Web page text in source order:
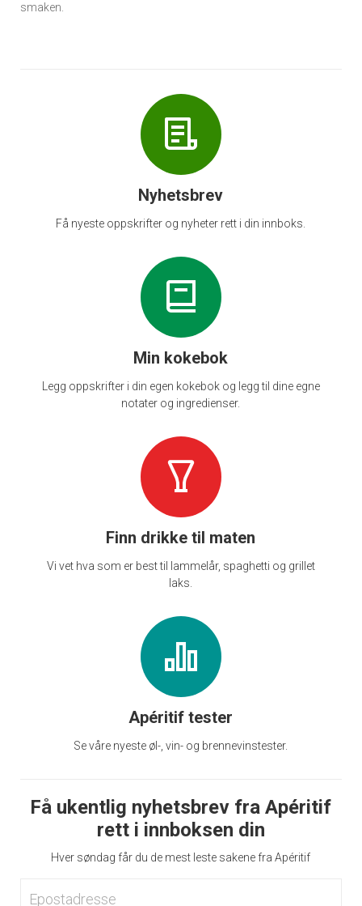
smaken.
Nyhetsbrev
Få nyeste oppskrifter og nyheter rett i din innboks.
Min kokebok
Legg oppskrifter i din egen kokebok og legg til dine egne
notater og ingredienser.
Finn drikke til maten
Vi vet hva som er best til lammelår, spaghetti og grillet
laks.
Apéritif tester
Se våre nyeste øl-, vin- og brennevinstester.
Få ukentlig nyhetsbrev fra Apéritif
rett i innboksen din
Hver søndag får du de mest leste sakene fra Apéritif